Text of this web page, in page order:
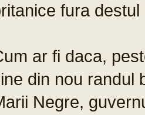
fura
ar fi daca,
din nou randul
Negre,